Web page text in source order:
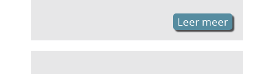
Leer meer